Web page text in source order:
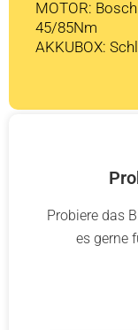
MOTOR:
45/85Nm
AKKUBOX:
Probiere das
es gerne